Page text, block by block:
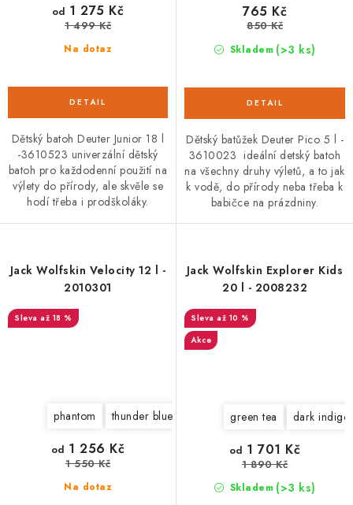
Na dotaz
od 1 275 Kč
1 499 Kč
Dětský batoh Deuter Junior 18 l
-3610523 univerzální dětský
batoh pro každodenní použití na
výlety do přírody, ale skvěle se
hodí třeba i prodškoláky.
Skladem (>3 ks)
765 Kč
850 Kč
Dětský batůžek Deuter Pico 5 l -
3610023 ideální detský batoh
na všechny druhy výletů, a to jak
k vodě, do přírody neba třeba k
babičce na prázdniny.
Jack Wolfskin Velocity 12 l -
2010301
až 18 %
phantom thunder blue blue pacific
Na dotaz
od 1 256 Kč
1 550 Kč
Jack Wolfskin Explorer Kids
20 l - 2008232
až 10 %
Akce
green tea dark indigo
Skladem (>3 ks)
od 1 701 Kč
1 890 Kč